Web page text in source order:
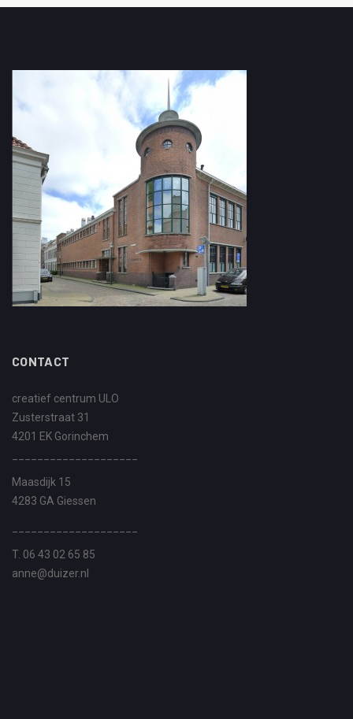
CONTACT
creatief centrum ULO
Zusterstraat 31
4201 EK Gorinchem
Maasdijk 15
4283 GA Giessen
T. 06 43 02 65 85
anne@duizer.nl